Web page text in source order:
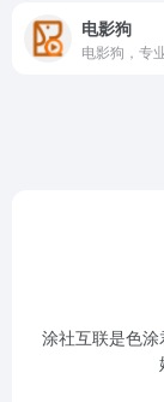
电影狗
涂社互联是色